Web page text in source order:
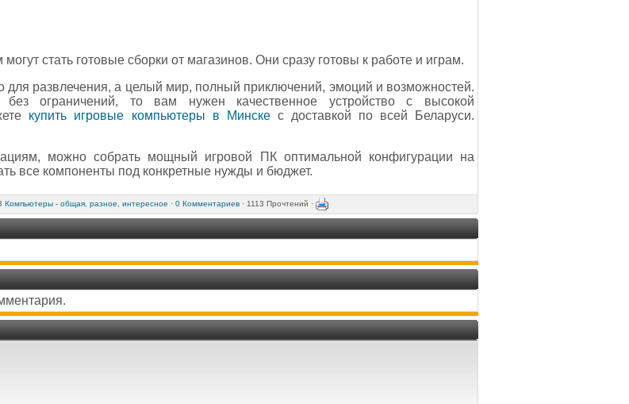
стать готовые сборки от магазинов. Они сразу готовы к работе и играм.
для развлечения, а целый мир, полный приключений, эмоций и возможностей.
ограничений, то вам нужен качественное устройство с высокой
купить игровые компьютеры в Минскес доставкой по всей Беларуси.
можно собрать мощный игровой ПК оптимальной конфигурации на
все компоненты под конкретные нужды и бюджет.
Компьютеры - общая, разное, интересное · 0 Комментариев · 1113 Прочтений ·